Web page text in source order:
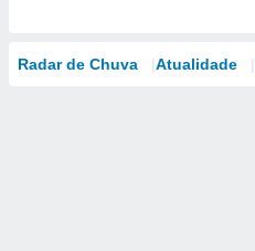
Radar de Chuva Atualidade